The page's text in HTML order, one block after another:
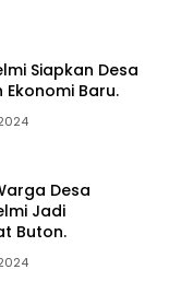
Baru.
Desa
Jadi
Buton.